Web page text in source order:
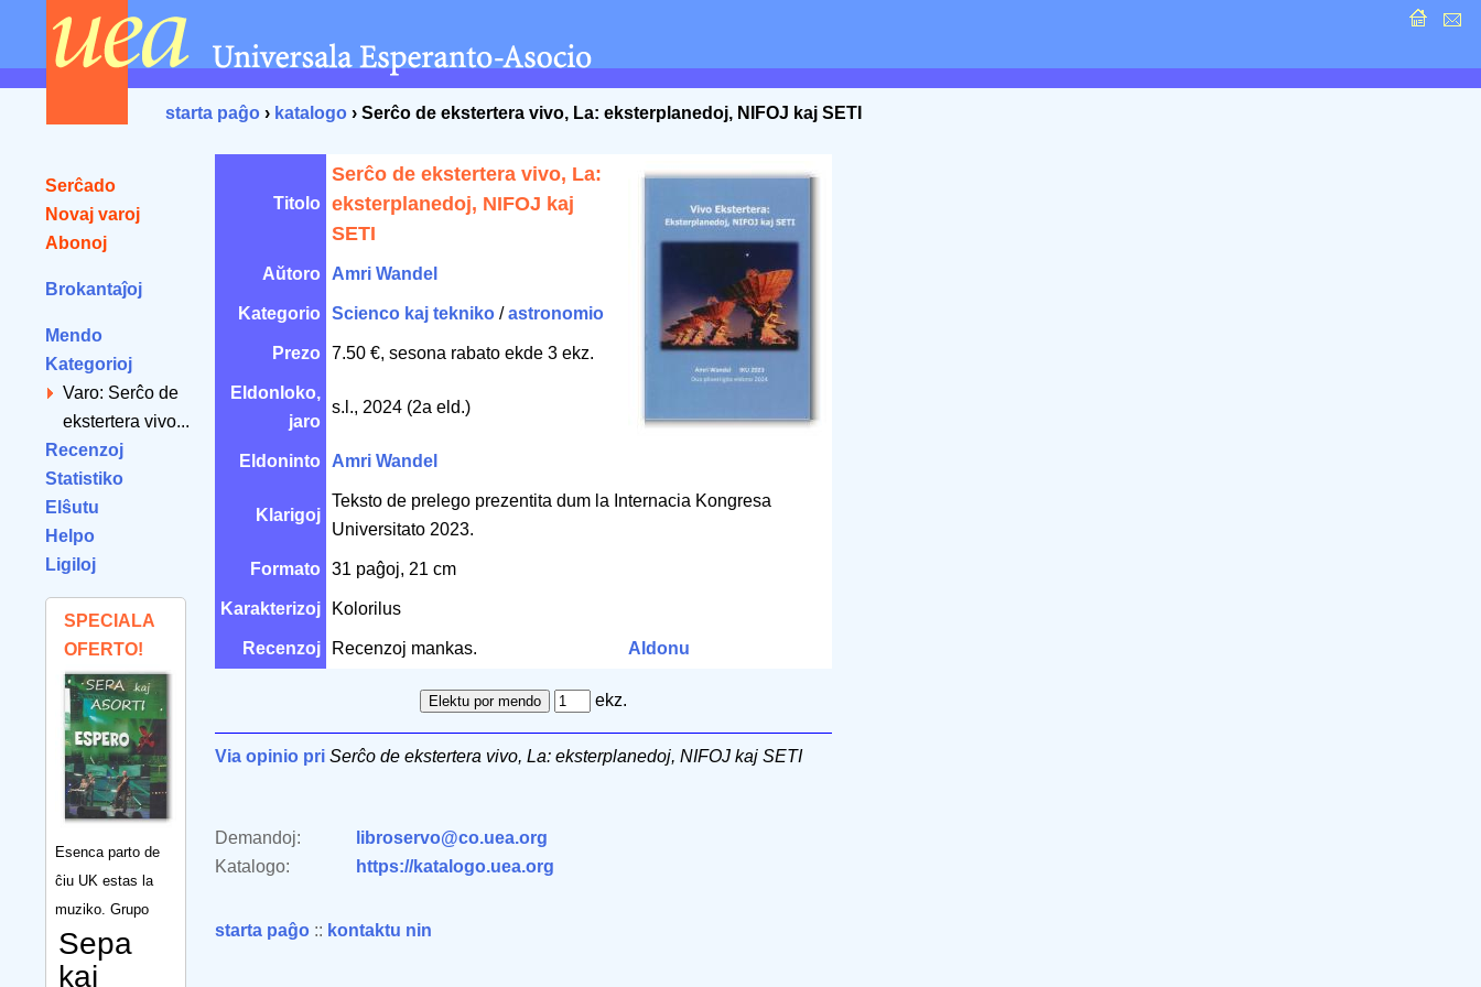
starta paĝo › katalogo › Serĉo de ekstertera vivo, La: eksterplanedoj, NIFOJ kaj SETI
Serĉado
Novaj varoj
Abonoj
Brokantaĵoj
Mendo
Kategorioj
Varo: Serĉo de
ekstertera vivo...
Recenzoj
Statistiko
Elŝutu
Helpo
Ligiloj
SPECIALA
OFERTO!
Esenca parto de
ĉiu UK estas la
muziko. Grupo
Sepa
kaj
Titolo
Serĉo de ekstertera vivo, La:
eksterplanedoj, NIFOJ kaj
SETI
Aŭtoro Amri Wandel
Kategorio Scienco kaj tekniko /astronomio
Prezo 7.50 €, sesona rabato ekde 3 ekz.
Eldonloko,
jaro
s.l., 2024 (2a eld.)
Eldoninto Amri Wandel
Klarigoj
Teksto de prelego prezentita dum la Internacia Kongresa
Universitato 2023.
Formato 31 paĝoj, 21 cm
Karakterizoj Kolorilus
Recenzoj Recenzoj mankas. Aldonu
ekz.
Via opinio pri Serĉo de ekstertera vivo, La: eksterplanedoj, NIFOJ kaj SETI
Demandoj:
libroservo@co.uea.org
Katalogo:
https://katalogo.uea.org
starta paĝo :: kontaktu nin